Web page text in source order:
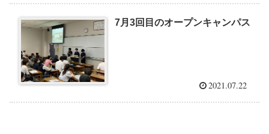
7月3回目のオープンキャンパス
2021.07.22